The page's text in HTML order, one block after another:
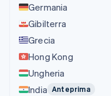
Germania
Gibilterra
Grecia
Hong Kong
Ungheria
India Anteprima